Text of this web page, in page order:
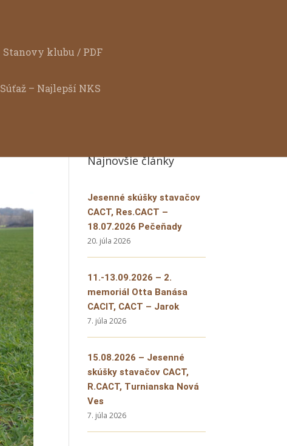
Stanovy klubu / PDF
Súťaž – Najlepší NKS
Najnovšie články
Jesenné skúšky stavačov
CACT, Res.CACT –
18.07.2026 Pečeňady
20. júla 2026
11.-13.09.2026 – 2.
memoriál Otta Banása
CACIT, CACT – Jarok
7. júla 2026
15.08.2026 – Jesenné
skúšky stavačov CACT,
R.CACT, Turnianska Nová
Ves
7. júla 2026